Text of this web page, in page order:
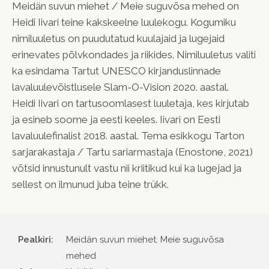
Meidän suvun miehet / Meie suguvõsa mehed on
Heidi Iivari teine kakskeelne luulekogu. Kogumiku
nimiluuletus on puudutatud kuulajaid ja lugejaid
erinevates põlvkondades ja riikides. Nimiluuletus valiti
ka esindama Tartut UNESCO kirjanduslinnade
lavaluulevõistlusele Slam-O-Vision 2020. aastal.
Heidi Iivari on tartusoomlasest luuletaja, kes kirjutab
ja esineb soome ja eesti keeles. Iivari on Eesti
lavaluulefinalist 2018. aastal. Tema esikkogu Tarton
sarjarakastaja / Tartu sariarmastaja (Enostone, 2021)
võtsid innustunult vastu nii kriitikud kui ka lugejad ja
sellest on ilmunud juba teine trükk.
Pealkiri:
Meidän suvun miehet. Meie suguvõsa
mehed